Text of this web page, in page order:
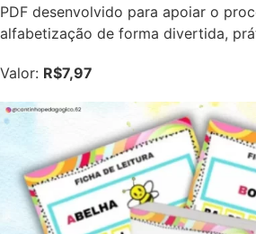
PDF desenvolvido para apoiar o
alfabetização de forma divertida,
Valor: R$7,97